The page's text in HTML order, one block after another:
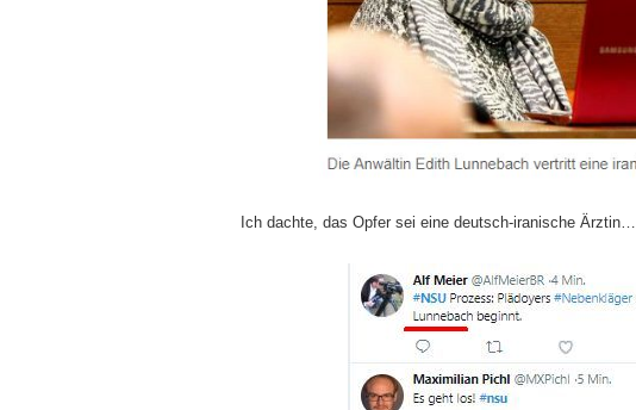
Ich dachte, das Opfer sei eine deutsch-iranische Ärztin…